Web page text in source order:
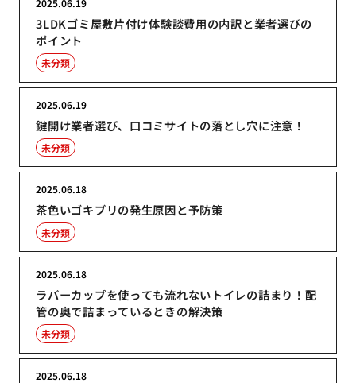
3LDKゴミ屋敷片付け体験談費用の内訳と業者選びの
ポイント
2025.06.19
未分類
鍵開け業者選び、口コミサイトの落とし穴に注意！
2025.06.19
未分類
茶色いゴキブリの発生原因と予防策
2025.06.18
未分類
ラバーカップを使っても流れないトイレの詰まり！配
管の奥で詰まっているときの解決策
2025.06.18
未分類
2025.06.18